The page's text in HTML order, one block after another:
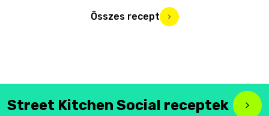
Összes recept
Street Kitchen Social receptek